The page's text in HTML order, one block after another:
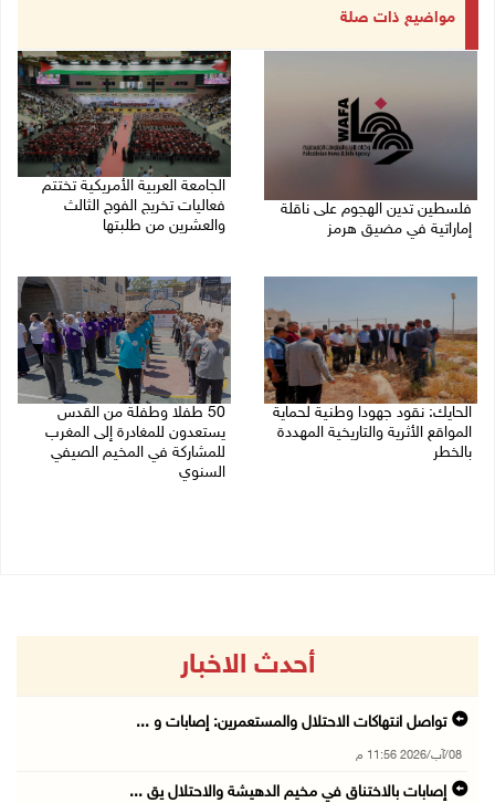
مواضيع ذات صلة
فلسطين تدين الهجوم على ناقلة
إماراتية في مضيق هرمز
الجامعة العربية الأمريكية تختتم
فعاليات تخريج الفوج الثالث
والعشرين من طلبتها
الحايك: نقود جهودا وطنية لحماية
المواقع الأثرية والتاريخية المهددة
بالخطر
50 طفلا وطفلة من القدس
يستعدون للمغادرة إلى المغرب
للمشاركة في المخيم الصيفي
السنوي
أحدث الاخبار
تواصل انتهاكات الاحتلال والمستعمرين: إصابات و ...
08/آب/2026 11:56 م
إصابات بالاختناق في مخيم الدهيشة والاحتلال يق ...